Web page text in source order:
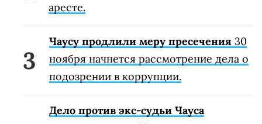
аресте.
Чаусу продлили меру пресечения 30
ноября начнется рассмотрение дела о
подозрении в коррупции.
Дело против экс-судьи Чауса